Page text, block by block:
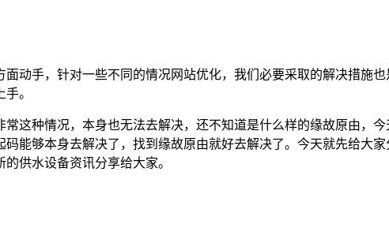
动手，针对一些不同的情况网站优化，我们必要采取的解决措施
。
这种情况，本身也无法去解决，还不知道是什么样的缘故原由，
能够本身去解决了，找到缘故原由就好去解决了。今天就先给大
供水设备资讯分享给大家。